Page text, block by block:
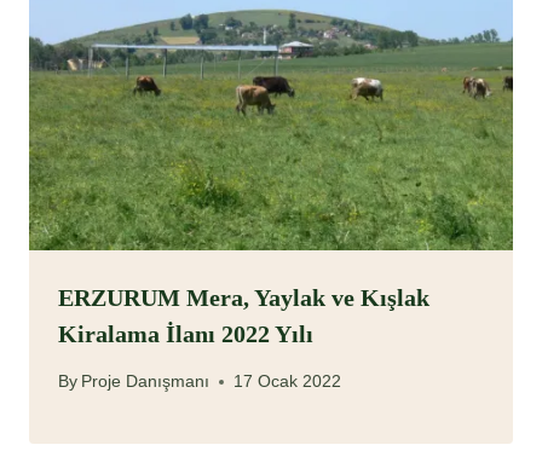
ERZURUM Mera, Yaylak ve Kışlak
Kiralama İlanı 2022 Yılı
By Proje Danışmanı 17 Ocak 2022